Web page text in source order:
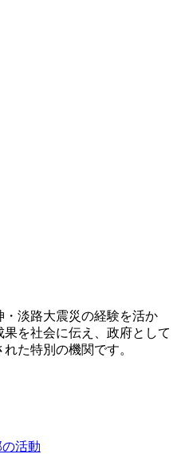
・淡路大震災の経験を活か
を社会に伝え、政府として
た特別の機関です。
活動